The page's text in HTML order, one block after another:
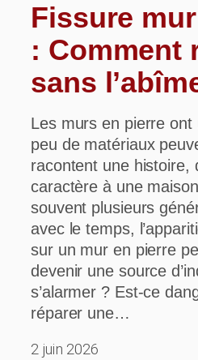
Fissure
: Comment
sans
Les murs en pierre ont
peu de matériaux
racontent une histoire,
caractère à une
souvent plusieurs
avec le temps,
sur un mur en pierre
devenir une source
s’alarmer ? Est-ce
réparer une…
2 juin 2026